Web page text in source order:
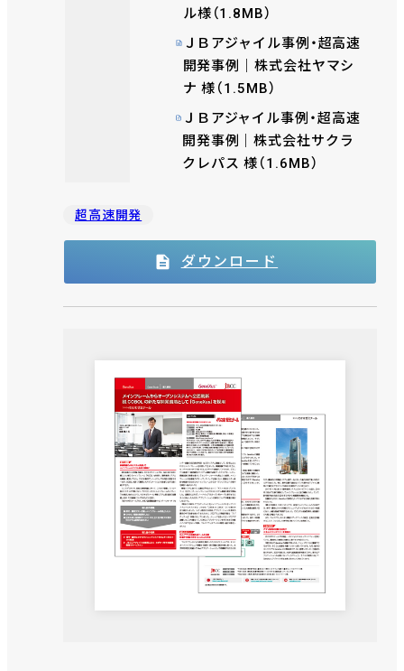
ル様（1.8MB）
ＪＢアジャイル事例・超高速
開発事例｜株式会社ヤマシ
ナ 様（1.5MB）
ＪＢアジャイル事例・超高速
開発事例｜株式会社サクラ
クレパス 様（1.6MB）
超高速開発
ダウンロード